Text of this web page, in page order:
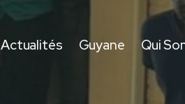
Actualités Guyane Qui